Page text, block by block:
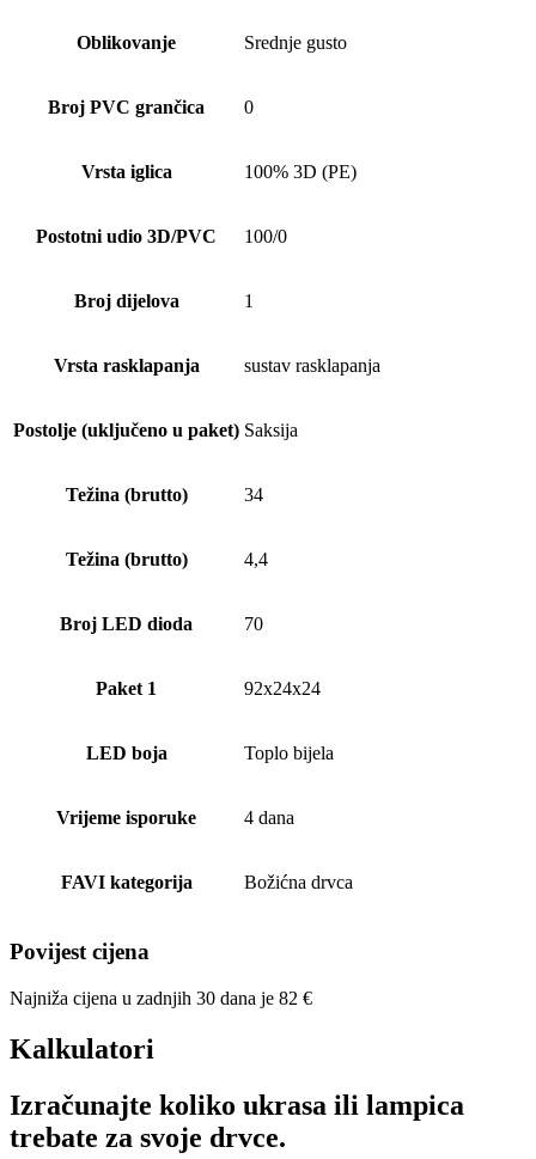
Oblikovanje Srednje gusto
Broj PVC grančica 0
Vrsta iglica 100% 3D (PE)
Postotni udio 3D/PVC 100/0
Broj dijelova 1
Vrsta rasklapanja sustav rasklapanja
Postolje (uključeno u paket) Saksija
Težina (brutto) 34
Težina (brutto) 4,4
Broj LED dioda 70
Paket 1 92x24x24
LED boja Toplo bijela
Vrijeme isporuke 4 dana
FAVI kategorija Božićna drvca
Povijest cijena
Najniža cijena u zadnjih 30 dana je 82 €
Kalkulatori
Izračunajte koliko ukrasa ili lampica
trebate za svoje drvce.